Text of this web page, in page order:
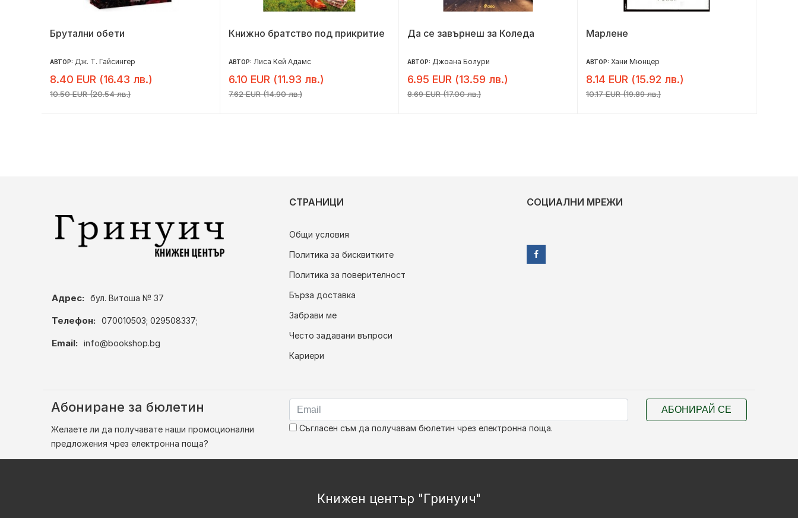
Брутални обети
АВТОР: Дж. Т. Гайсингер
8.40 EUR (16.43 лв.)
10.50 EUR (20.54 лв.)
Книжно братство под прикритие
АВТОР: Лиса Кей Адамс
6.10 EUR (11.93 лв.)
7.62 EUR (14.90 лв.)
Да се завърнеш за Коледа
АВТОР: Джоана Болури
6.95 EUR (13.59 лв.)
8.69 EUR (17.00 лв.)
Марлене
АВТОР: Хани Мюнцер
8.14 EUR (15.92 лв.)
10.17 EUR (19.89 лв.)
Адрес: бул. Витоша № 37
Телефон: 070010503; 029508337;
Email: info@bookshop.bg
СТРАНИЦИ
Общи условия
Политика за бисквитките
Политика за поверителност
Бърза доставка
Забрави ме
Често задавани въпроси
Кариери
СОЦИАЛНИ МРЕЖИ
Абониране за бюлетин
Желаете ли да получавате наши промоционални
предложения чрез електронна поща?
Съгласен съм да получавам бюлетин чрез електронна поща.
АБОНИРАЙ СЕ
Книжен център "Гринуич"